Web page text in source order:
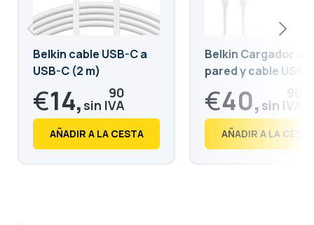
Belkin cable USB-C a
USB-C (2 m)
€14, 90
€ 18,
AÑADIR A LA CESTA
Belkin Cargador de
pared y cable USB-
25 W (2 m)
€40, 90
€ 49,
AÑADIR A LA